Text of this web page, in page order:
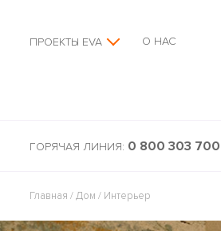
ПРОЕКТЫ EVA О НАС
ГОРЯЧАЯ ЛИНИЯ: 0 800 303 700
Главная /Дом / Интерьер